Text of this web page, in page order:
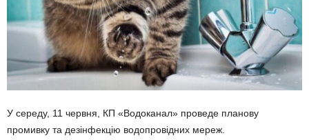
У середу, 11 червня, КП «Водоканал» проведе планову
промивку та дезінфекцію водопровідних мереж.